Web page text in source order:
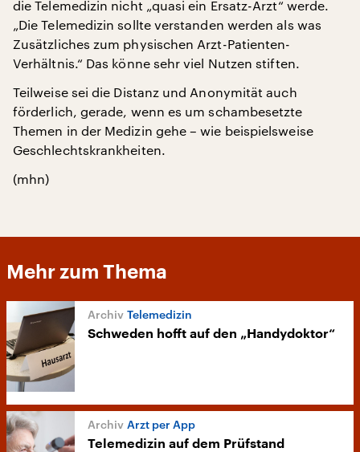
die Telemedizin nicht „quasi ein Ersatz-Arzt“ werde.
„Die Telemedizin sollte verstanden werden als was
Zusätzliches zum physischen Arzt-Patienten-
Verhältnis.“ Das könne sehr viel Nutzen stiften.
Teilweise sei die Distanz und Anonymität auch
förderlich, gerade, wenn es um schambesetzte
Themen in der Medizin gehe – wie beispielsweise
Geschlechtskrankheiten.
(mhn)
Mehr zum Thema
Telemedizin
Schweden hofft auf den „Handydoktor“
Arzt per App
Telemedizin auf dem Prüfstand